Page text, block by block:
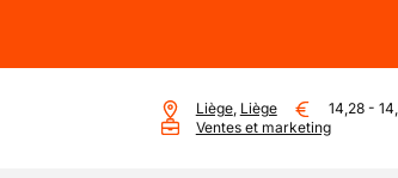
Liège, Liège 14,28-
Ventes et marketing